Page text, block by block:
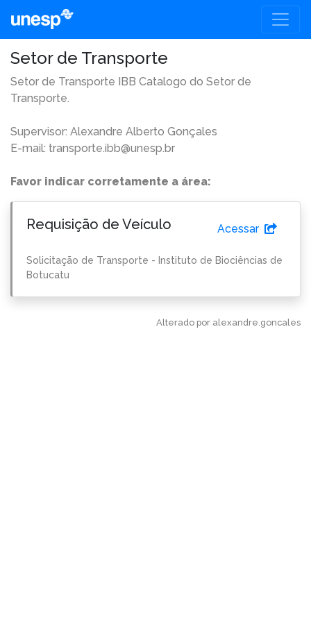
Setor de Transporte
Setor de Transporte IBB Catalogo do Setor de
Transporte.
Supervisor: Alexandre Alberto Gonçales
E-mail: transporte.ibb@unesp.br
Favor indicar corretamente a área:
Requisição de Veículo Acessar
Solicitação de Transporte - Instituto de Biociências de
Botucatu
Alterado por alexandre.goncales